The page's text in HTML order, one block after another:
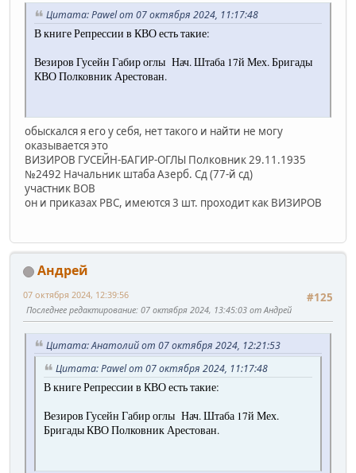
Цитата: Pawel от 07 октября 2024, 11:17:48
В книге Репрессии в КВО есть такие:
Везиров Гусейн Габир оглы Нач. Штаба 17й Мех. Бригады
КВО Полковник Арестован.
обыскался я его у себя, нет такого и найти не могу
оказывается это
ВИЗИРОВ ГУСЕЙН-БАГИР-ОГЛЫ Полковник 29.11.1935
№2492 Начальник штаба Азерб. Сд (77-й сд)
участник ВОВ
он и приказах РВС, имеются 3 шт. проходит как ВИЗИРОВ
Андрей
#125
07 октября 2024, 12:39:56
Последнее редактирование: 07 октября 2024, 13:45:03 от Андрей
Цитата: Анатолий от 07 октября 2024, 12:21:53
Цитата: Pawel от 07 октября 2024, 11:17:48
В книге Репрессии в КВО есть такие:
Везиров Гусейн Габир оглы Нач. Штаба 17й Мех.
Бригады КВО Полковник Арестован.